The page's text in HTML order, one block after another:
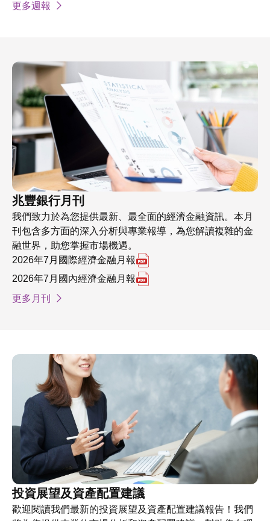
更多週報
兆豐銀行月刊
我們致力於為您提供最新、最全面的經濟金融資訊。本月
刊包含多方面的深入分析與專業報導，為您解讀複雜的金
融世界，助您掌握市場機遇。
2026年7月國際經濟金融月報
2026年7月國內經濟金融月報
更多月刊
投資展望及資產配置建議
歡迎閱讀我們最新的投資展望及資產配置建議報告！我們